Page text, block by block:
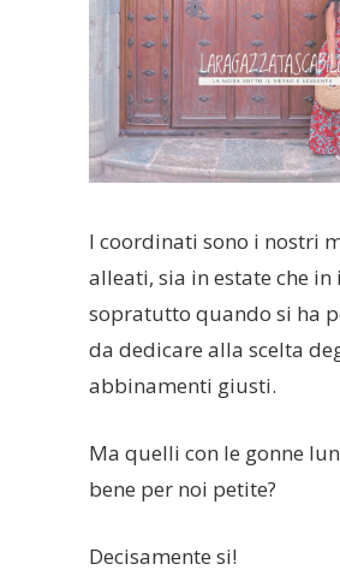
I coordinati sono i nostri
alleati, sia in estate che in
sopratutto quando si ha
da dedicare alla scelta
abbinamenti giusti.
Ma quelli con le gonne
bene per noi petite?
Decisamente si!